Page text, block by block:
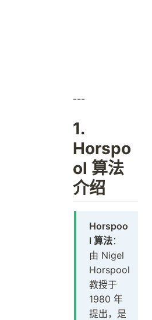
---
1.
Horspo
ol 算法
介绍
Horspoo
l 算法：
由 Nigel
Horspool
教授于
1980 年
提出，是